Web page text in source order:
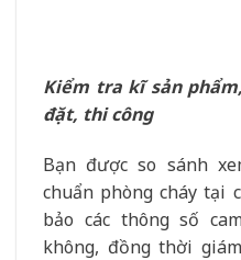
Kiểm tra kĩ sản
đặt, thi công
Bạn được so sánh
chuẩn phòng cháy tại
bảo các thông số
không, đồng thời